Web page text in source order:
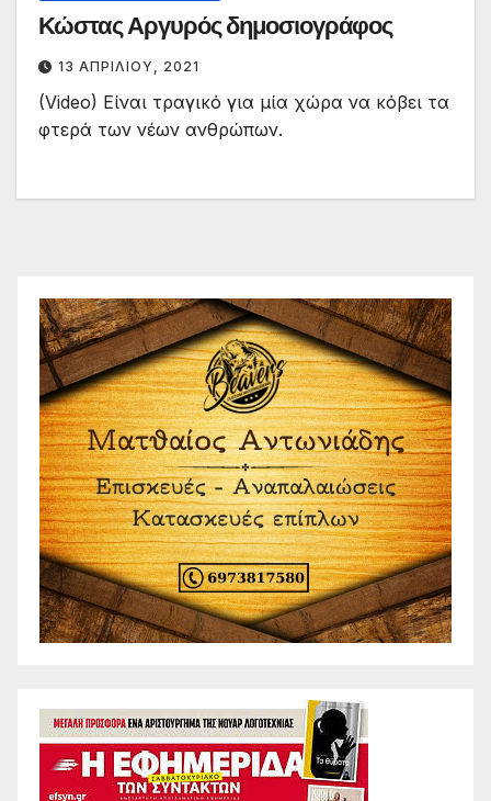
Κώστας Αργυρός δημοσιογράφος
13 ΑΠΡΙΛΊΟΥ, 2021
(Video) Είναι τραγικό για μία χώρα να κόβει τα
φτερά των νέων ανθρώπων.